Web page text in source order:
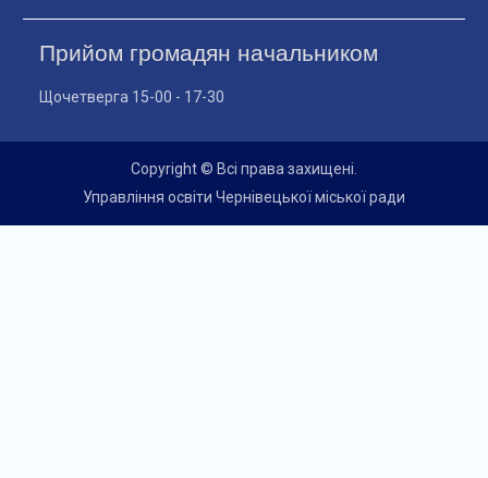
Прийом громадян начальником
Щочетверга 15-00 - 17-30
Copyright © Всі права захищені.
Управління освіти Чернівецької міської ради